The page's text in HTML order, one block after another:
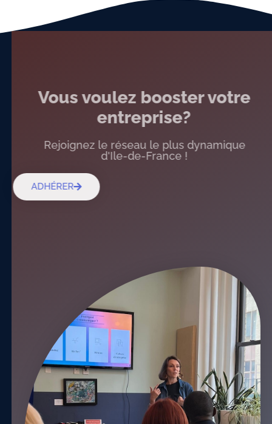
Vous voulez booster votre
entreprise?
Rejoignez le réseau le plus dynamique
d'Ile-de-France !